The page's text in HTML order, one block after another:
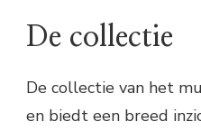
De collectie
De collectie van het
en biedt een breed